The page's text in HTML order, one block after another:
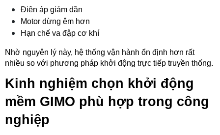
Điện áp giảm dần
Motor dừng êm hơn
Hạn chế va đập cơ khí
Nhờ nguyên lý này, hệ thống vận hành ổn định hơn rất
nhiều so với phương pháp khởi động trực tiếp truyền thống.
Kinh nghiệm chọn khởi động
mềm GIMO phù hợp trong công
nghiệp